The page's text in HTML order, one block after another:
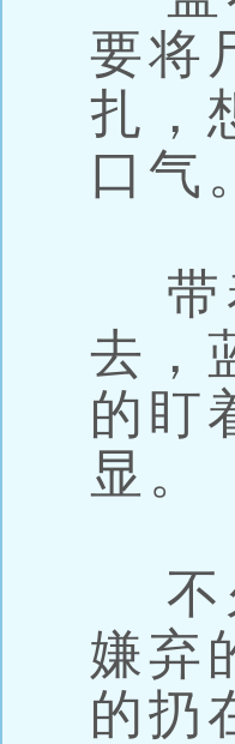
要将
扎，
口气
带
去，
的盯
显。
不
嫌弃
的扔